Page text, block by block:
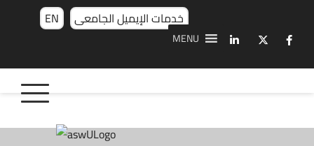
EN خدمات الإيميل الجامعى
MENU